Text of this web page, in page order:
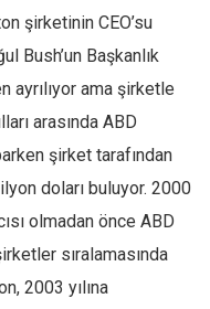
şirketinin CEO’su
Bush’un Başkanlık
ayrılıyor ama şirketle
arasında ABD
şirket tarafından
doları buluyor. 2000
olmadan önce ABD
sıralamasında
2003 yılına